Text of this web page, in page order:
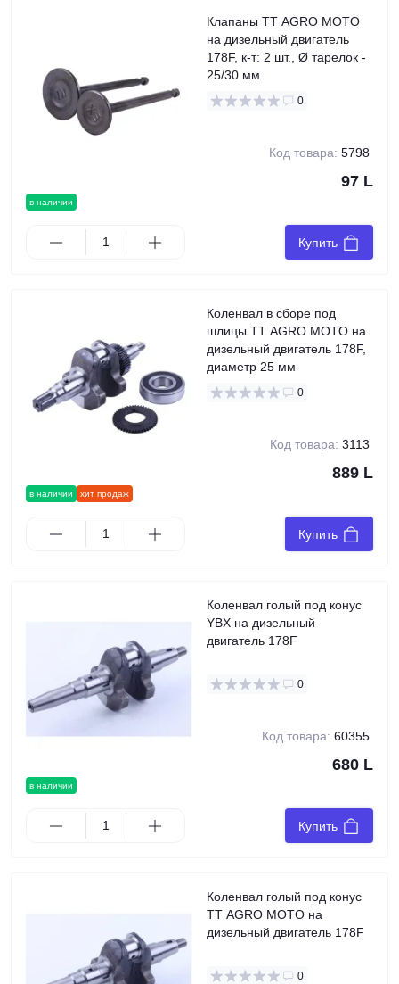
в наличии
Клапаны TT AGRO MOTO
на дизельный двигатель
178F, к-т: 2 шт., Ø тарелок -
25/30 мм
0
Код товара: 5798
97 L
Купить
в наличии хит продаж
Коленвал в сборе под
шлицы TT AGRO MOTO на
дизельный двигатель 178F,
диаметр 25 мм
0
Код товара: 3113
889 L
Купить
в наличии
Коленвал голый под конус
YBX на дизельный
двигатель 178F
0
Код товара: 60355
680 L
Купить
Коленвал голый под конус
TT AGRO MOTO на
дизельный двигатель 178F
0